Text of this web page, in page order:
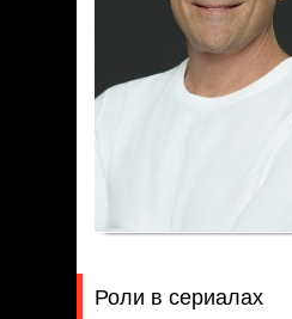
Роли в сериалах